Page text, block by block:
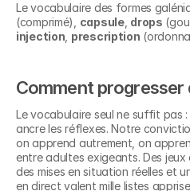
Le vocabulaire des formes
(comprimé), capsule, drops
injection prescription
Comment progresser
Le vocabulaire seul ne suffit pas
ancre les réflexes. Notre
on apprend autrement, on
entre adultes exigeants. Des
des mises en situation réelles et
en direct valent mille listes